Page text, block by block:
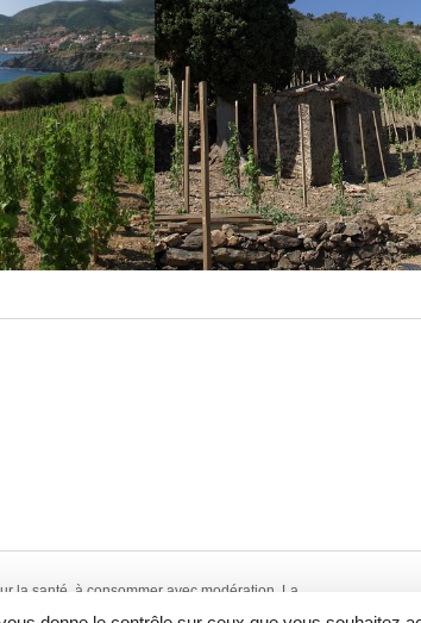
la santé, à consommer avec modération. La